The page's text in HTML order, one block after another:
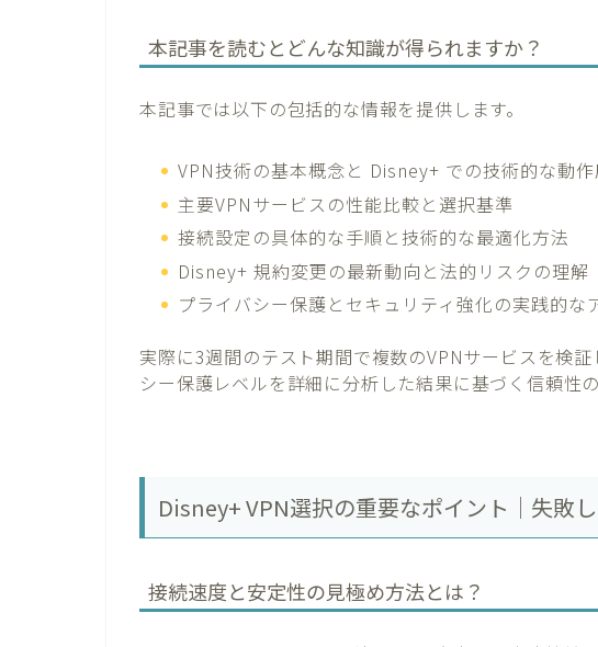
本記事を読むとどんな知識が得られますか？
本記事では以下の包括的な情報を提供します。
VPN技術の基本概念と Disney+ での技術的な動作
主要VPNサービスの性能比較と選択基準
接続設定の具体的な手順と技術的な最適化方法
Disney+ 規約変更の最新動向と法的リスクの理解
プライバシー保護とセキュリティ強化の実践的な
実際に3週間のテスト期間で複数のVPNサービスを検
シー保護レベルを詳細に分析した結果に基づく信頼性
Disney+ VPN選択の重要なポイント｜失敗
接続速度と安定性の見極め方法とは？